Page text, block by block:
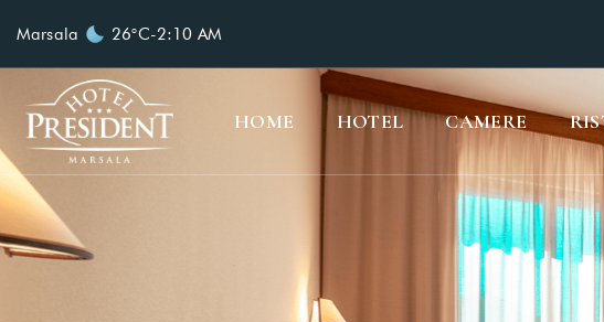
Marsala 26°C-2:10 AM
HOME HOTEL CAMERE